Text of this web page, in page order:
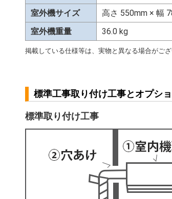
室外機サイズ
高さ 550mm × 幅
室外機重量
36.0 kg
掲載している仕様等は、実物と異なる場合がご
標準工事取り付け工事とオプシ
標準取り付け工事